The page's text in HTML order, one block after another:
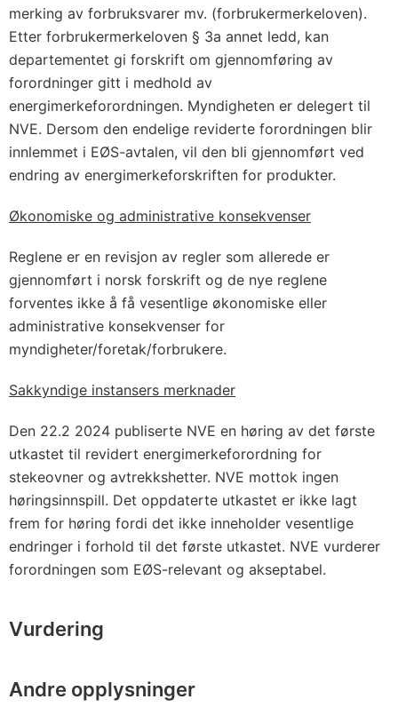
merking av forbruksvarer mv. (forbrukermerkeloven).
Etter forbrukermerkeloven § 3a annet ledd, kan
departementet gi forskrift om gjennomføring av
forordninger gitt i medhold av
energimerkeforordningen. Myndigheten er delegert til
NVE. Dersom den endelige reviderte forordningen blir
innlemmet i EØS-avtalen, vil den bli gjennomført ved
endring av energimerkeforskriften for produkter.
Økonomiske og administrative konsekvenser
Reglene er en revisjon av regler som allerede er
gjennomført i norsk forskrift og de nye reglene
forventes ikke å få vesentlige økonomiske eller
administrative konsekvenser for
myndigheter/foretak/forbrukere.
Sakkyndige instansers merknader
Den 22.2 2024 publiserte NVE en høring av det første
utkastet til revidert energimerkeforordning for
stekeovner og avtrekkshetter. NVE mottok ingen
høringsinnspill. Det oppdaterte utkastet er ikke lagt
frem for høring fordi det ikke inneholder vesentlige
endringer i forhold til det første utkastet. NVE vurderer
forordningen som EØS-relevant og akseptabel.
Vurdering
Andre opplysninger